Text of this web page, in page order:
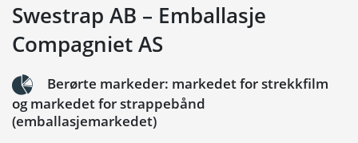
Swestrap AB – Emballasje
Compagniet AS
Berørte markeder: markedet for strekkfilm
og markedet for strappebånd
(emballasjemarkedet)